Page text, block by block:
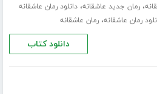
،رمان جدید عاشقانه،دانلود رمان عاشقانه
رمان عاشقانه،رمان عاشقانه
دانلود کتاب